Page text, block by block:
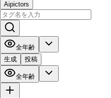
Aipictors
全年齢
生成
投稿
全年齢